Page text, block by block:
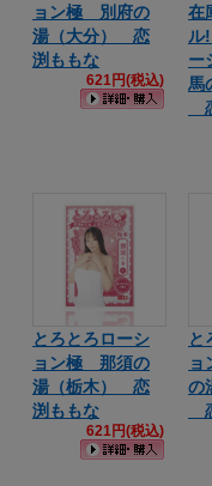
ョン極 別府の
湯（大分） 恋
渕ももな
621円(税込)
在
ル
ー
馬
とろとろローシ
ョン極 那須の
湯（栃木） 恋
渕ももな
621円(税込)
と
の